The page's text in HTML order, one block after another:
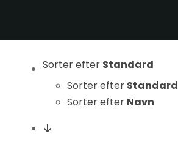
Sorter efter Standard
Sorter efter Standard
Sorter efter Navn
valgfrie. De er
hjemmesiden
kan fungere.